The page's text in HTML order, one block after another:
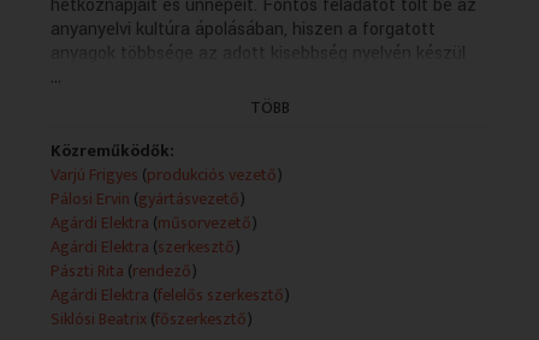
hétköznapjait és ünnepeit. Fontos feladatot tölt be az
anyanyelvi kultúra ápolásában, hiszen a forgatott
anyagok többsége az adott kisebbség nyelvén készül
magyar feliratozással. Közreműködők: Pászti Rita
(rendező); Ducki Witek (szerkesztő); Agárdi Elektra
Szvetla (szerkesztő); Stefuca Viktória (szerkesztő);
Pádár Márta (felelős szerkesztő)
Teljes leirat:
...
TÖBB
Közreműködők:
Varjú Frigyes (produkciós vezető)
Pálosi Ervin (gyártásvezető)
Agárdi Elektra (műsorvezető)
Agárdi Elektra (szerkesztő)
Pászti Rita (rendező)
Agárdi Elektra (felelős szerkesztő)
Siklósi Beatrix(főszerkesztő)